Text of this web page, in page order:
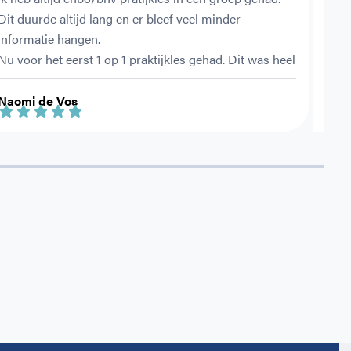
de Vos
duurde altijd lang en er bleef veel minder
hangen.
voor het eerst 1 op 1 praktijkles gehad. Dit was heel
Ik voelde mij vrijer om tussendoor vragen te
Ook werden er alleen maar casussen
besproken en geoefend die bij mij op de groep voor